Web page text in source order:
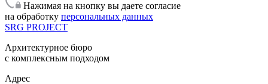
Нажимая на кнопку вы даете согласие
на обработку персональных данных
SRG PROJECT
Архитектурное бюро
с комплексным подходом
Адрес